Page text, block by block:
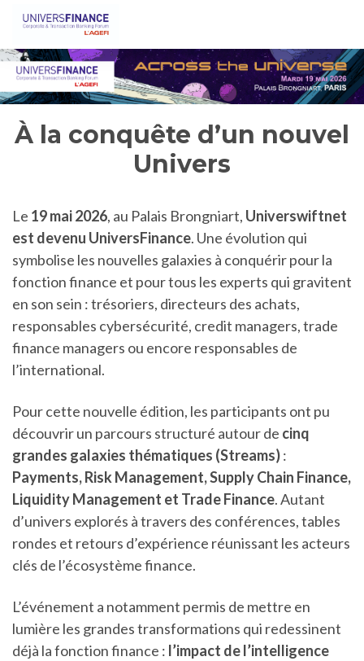
À la conquête d’un nouvel
Univers
Le 19 mai 2026, au Palais Brongniart, Universwiftnet
est devenu UniversFinance. Une évolution qui
symbolise les nouvelles galaxies à conquérir pour la
fonction finance et pour tous les experts qui gravitent
en son sein : trésoriers, directeurs des achats,
responsables cybersécurité, credit managers, trade
finance managers ou encore responsables de
l’international.
Pour cette nouvelle édition, les participants ont pu
découvrir un parcours structuré autour de cinq
grandes galaxies thématiques (Streams):
Payments, Risk Management, Supply Chain Finance,
Liquidity Management et Trade Finance. Autant
d’univers explorés à travers des conférences, tables
rondes et retours d’expérience réunissant les acteurs
clés de l’écosystème finance.
L’événement a notamment permis de mettre en
lumière les grandes transformations qui redessinent
déjà la fonction finance : l’impact de l’intelligence